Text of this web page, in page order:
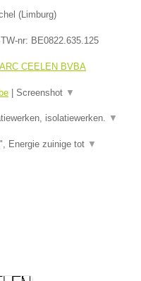
( Limburg)
nr: BE0822.635.125
CEELEN BVBA
Screenshot ▼
isolatiewerken. ▼
Energie zuinige tot ▼